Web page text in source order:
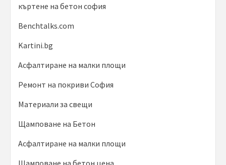
къртене на бетон софия
Benchtalks.com
Kartini.bg
Асфалтиране на малки площи
Ремонт на покриви София
Материали за свещи
Щамповане на Бетон
Асфалтиране на малки площи
Щамповане на бетон цена